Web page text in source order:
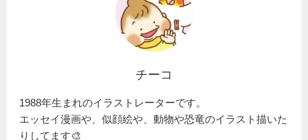
チーコ
1988年生まれのイラストレーターです。
エッセイ漫画や、似顔絵や、動物や恐竜のイラスト描いた
りしてます🎨